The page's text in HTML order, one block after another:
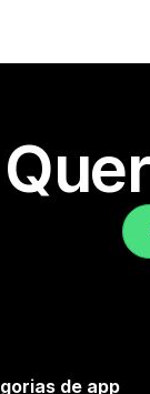
de app